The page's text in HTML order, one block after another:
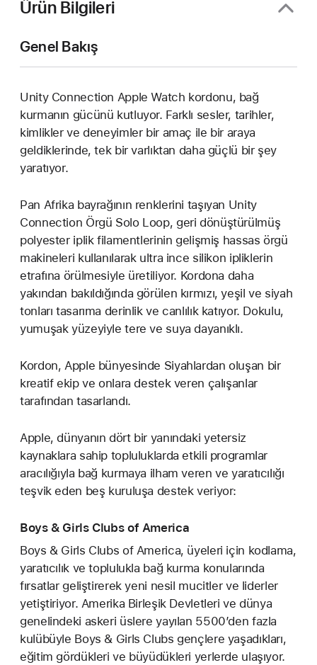
Ürün Bilgileri
Genel Bakış
Unity Connection Apple Watch kordonu, bağ
kurmanın gücünü kutluyor. Farklı sesler, tarihler,
kimlikler ve deneyimler bir amaç ile bir araya
geldiklerinde, tek bir varlıktan daha güçlü bir şey
yaratıyor.
Pan Afrika bayrağının renklerini taşıyan Unity
Connection Örgü Solo Loop, geri dönüştürülmüş
polyester iplik filamentlerinin gelişmiş hassas örgü
makineleri kullanılarak ultra ince silikon ipliklerin
etrafına örülmesiyle üretiliyor. Kordona daha
yakından bakıldığında görülen kırmızı, yeşil ve siyah
tonları tasarıma derinlik ve canlılık katıyor. Dokulu,
yumuşak yüzeyiyle tere ve suya dayanıklı.
Kordon, Apple bünyesinde Siyahlardan oluşan bir
kreatif ekip ve onlara destek veren çalışanlar
tarafından tasarlandı.
Apple, dünyanın dört bir yanındaki yetersiz
kaynaklara sahip topluluklarda etkili programlar
aracılığıyla bağ kurmaya ilham veren ve yaratıcılığı
teşvik eden beş kuruluşa destek veriyor:
Boys & Girls Clubs of America
Boys & Girls Clubs of America, üyeleri için kodlama,
yaratıcılık ve toplulukla bağ kurma konularında
fırsatlar geliştirerek yeni nesil mucitler ve liderler
yetiştiriyor. Amerika Birleşik Devletleri ve dünya
genelindeki askeri üslere yayılan 5500’den fazla
kulübüyle Boys & Girls Clubs gençlere yaşadıkları,
eğitim gördükleri ve büyüdükleri yerlerde ulaşıyor.